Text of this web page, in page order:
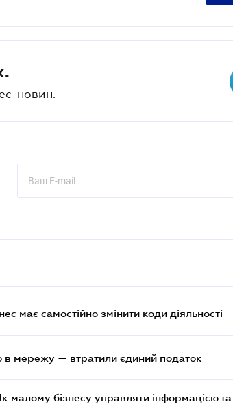
новин.
має самостійно змінити коди діяльності
в мережу — втратили єдиний податок
малому бізнесу управляти інформацією